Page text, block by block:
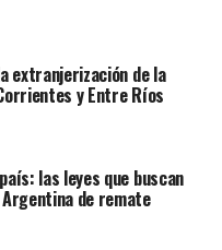
extranjerización de la
y Entre Ríos
las leyes que buscan
de remate